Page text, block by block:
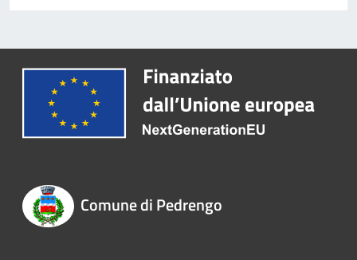
Comune di Pedrengo